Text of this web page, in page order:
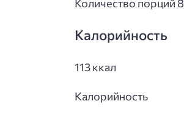
Количество порций 8
Калорийность
113 ккал
Калорийность